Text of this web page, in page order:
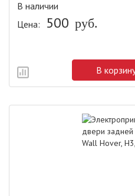
В наличии
Цена:
500 руб.
В